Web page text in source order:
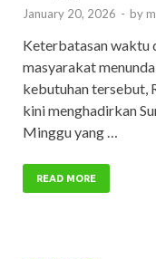
January 20, 2026 - by
Keterbatasan waktu
masyarakat
kebutuhan tersebut,
kini menghadirkan
Minggu yang …
READ MORE